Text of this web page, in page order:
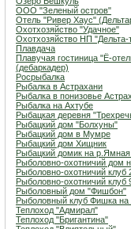
ООО "Зеленый остров"
Отель "Ривер Хаус"
Охотхозяйство "Удачное"
Охотхозяйство НП "Дельта-
Плавдача
Плавучая гостиница "Ё-
(дебаркадер)
Росрыбалка
Рыбалка в Астрахани
Рыбалка в понизовье
Рыбалка на Ахтубе
Рыбацкая деревня
Рыбацкий дом "Болхуны"
Рыбацкий дом в Мумре
Рыбацкий дом Хищник
Рыбацкий домик на
Рыболовно-охотничий дом
Рыболовно-охотничий клуб
Рыболовно-охотничий клуб
Рыболовный дом "Фишбон"
Рыболовный клуб Фишка на
Теплоход "Адмирал"
Теплоход "Бригантина"